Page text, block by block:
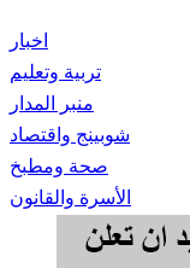
اخبار
تربية وتعليم
منبر المدار
شوبينج واقتصاد
صحة ومطبخ
الأسرة والقانون